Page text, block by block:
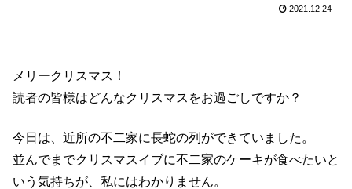
2021.12.24
メリークリスマス！
読者の皆様はどんなクリスマスをお過ごしですか？
今日は、近所の不二家に長蛇の列ができていました。
並んでまでクリスマスイブに不二家のケーキが食べたいと
いう気持ちが、私にはわかりません。